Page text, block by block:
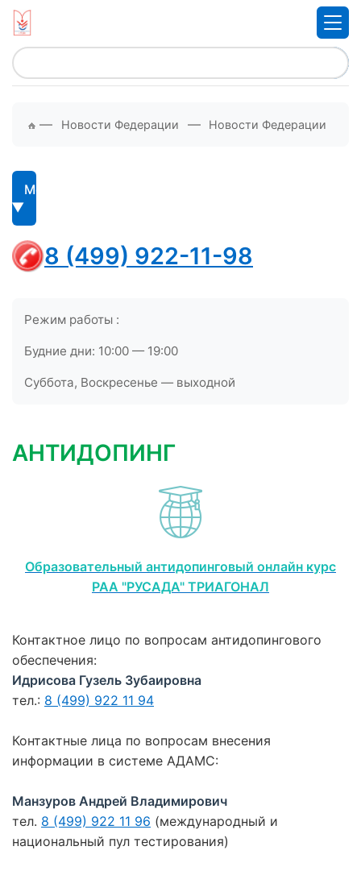
— Новости Федерации — Новости Федерации
Меню
8 (499) 922-11-98
Режим работы :
Будние дни: 10:00 — 19:00
Суббота, Воскресенье — выходной
АНТИДОПИНГ
Образовательный антидопинговый онлайн курс
РАА "РУСАДА" ТРИАГОНАЛ
Контактное лицо по вопросам антидопингового
обеспечения:
Идрисова Гузель Зубаировна
тел.: 8 (499) 922 11 94
Контактные лица по вопросам внесения
информации в системе АДАМС:
Манзуров Андрей Владимирович
тел. 8 (499) 922 11 96 (международный и
национальный пул тестирования)